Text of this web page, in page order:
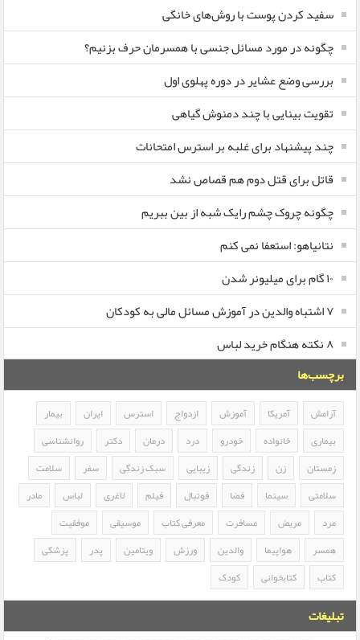
سفید کردن پوست با روش‌های خانگی
چگونه در مورد مسائل جنسی با همسرمان حرف بزنیم؟
بررسی وضع عشایر در دوره پهلوی اول
تقویت بینایی با چند دمنوش گیاهی
چند پیشنهاد برای غلبه بر استرس امتحانات
قاتل برای قتل دوم هم قصاص نشد
چگونه چروک چشم رایک شبه از بین ببریم
نتانیاهو: استعفا نمی کنم
۱۰ گام برای میلیونر شدن
۷ اشتباه والدین در آموزش مسائل مالی به کودکان
۸ نکته هنگام خرید لباس
برچسب‌ها
آرامش آمریکا آموزش ازدواج استرس ایران
بیمار
بیماری
خانواده خودرو درد درمان دکتر
روانشناسی
زمستان
زن زندگی زیبایی سبک زندگی سفر
سلامت
سلامتی
سینما فضا فوتبال فیلم لاغری لباس
مادر
مرد
مریض مسافرت معرفی کتاب موسیقی
موفقیت
همسر
هواپیما والدین ورزش ویتامین پدر
پزشکی
کتاب
کتابخوانی کودک
تبلیغات